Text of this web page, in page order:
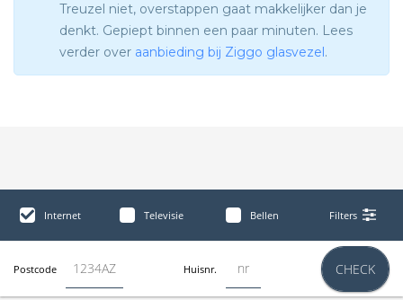
Treuzel niet, overstappen gaat makkelijker dan je
denkt. Gepiept binnen een paar minuten. Lees
verder over aanbieding bij Ziggo glasvezel .
Internet Televisie Bellen Filters
Postcode Huisnr. CHECK